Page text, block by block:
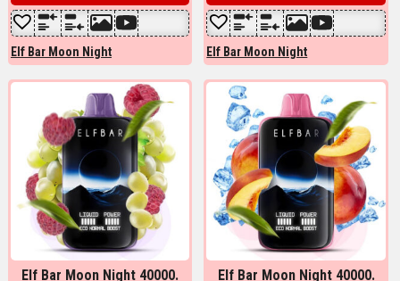
Elf Bar Moon Night Elf Bar Moon Night
Elf Bar Moon Night 40000.
Elf Bar Moon Night 40000.